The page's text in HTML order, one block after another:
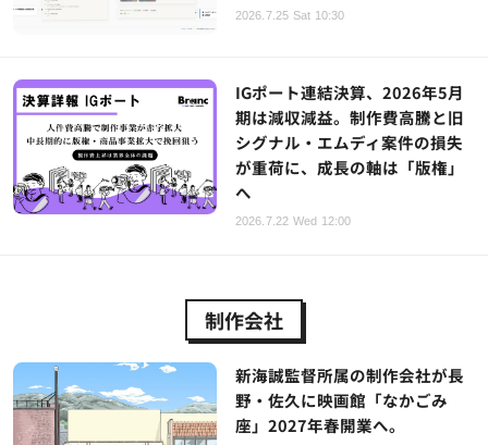
2026.7.25 Sat 10:30
IGポート連結決算、2026年5月
期は減収減益。制作費高騰と旧
シグナル・エムディ案件の損失
が重荷に、成長の軸は「版権」
へ
2026.7.22 Wed 12:00
制作会社
新海誠監督所属の制作会社が長
野・佐久に映画館「なかごみ
座」2027年春開業へ。